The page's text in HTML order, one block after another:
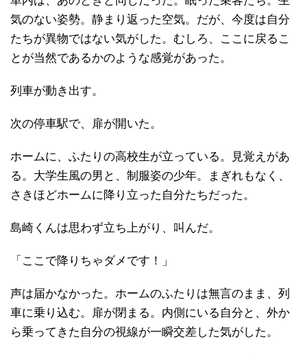
気のない姿勢。静まり返った空気。だが、今度は自分
たちが異物ではない気がした。むしろ、ここに戻るこ
とが当然であるかのような感覚があった。
列車が動き出す。
次の停車駅で、扉が開いた。
ホームに、ふたりの高校生が立っている。見覚えがあ
る。大学生風の男と、制服姿の少年。まぎれもなく、
さきほどホームに降り立った自分たちだった。
島崎くんは思わず立ち上がり、叫んだ。
「ここで降りちゃダメです！」
声は届かなかった。ホームのふたりは無言のまま、列
車に乗り込む。扉が閉まる。内側にいる自分と、外か
ら乗ってきた自分の視線が一瞬交差した気がした。